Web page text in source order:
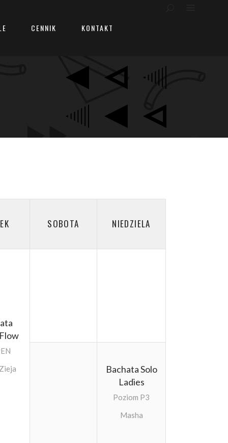
CENNIK KONTAKT
SOBOTA NIEDZIELA
Bachata Solo
Ladies
Poziom P3
Masha